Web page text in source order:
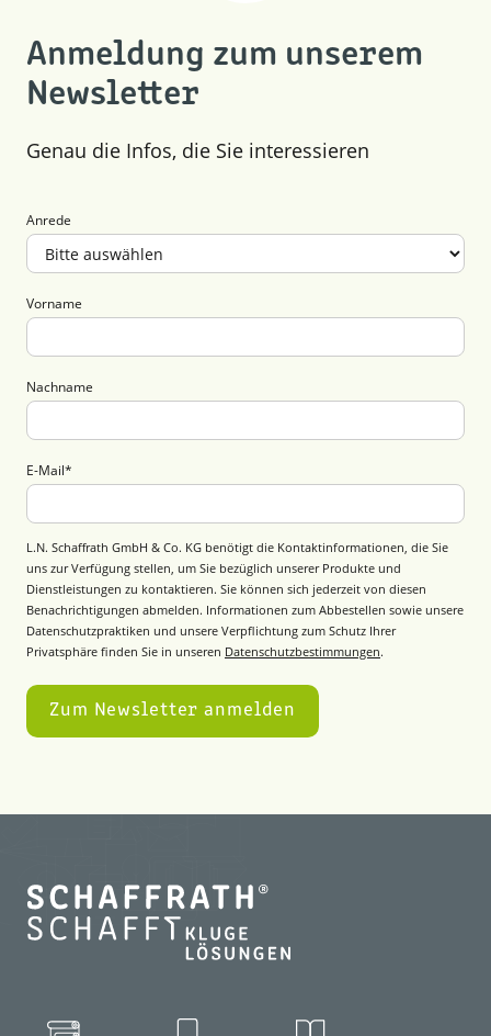
Anmeldung zum unserem
Newsletter
Genau die Infos, die Sie interessieren
Anrede
Vorname
Nachname
E-Mail*
L.N. Schaffrath GmbH & Co. KG benötigt die Kontaktinformationen, die Sie
uns zur Verfügung stellen, um Sie bezüglich unserer Produkte und
Dienstleistungen zu kontaktieren. Sie können sich jederzeit von diesen
Benachrichtigungen abmelden. Informationen zum Abbestellen sowie unsere
Datenschutzpraktiken und unsere Verpflichtung zum Schutz Ihrer
Privatsphäre finden Sie in unseren Datenschutzbestimmungen.